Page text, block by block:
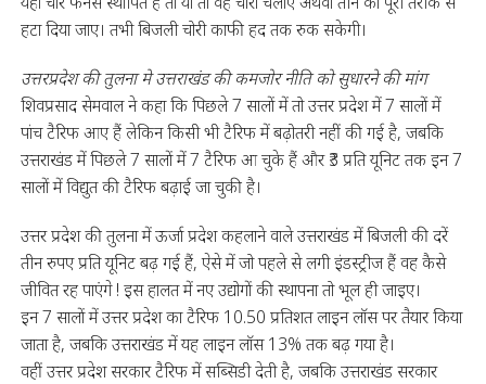
हटा दिया जाए। तभी बिजली चोरी काफी हद तक रुक सकेगी।
उत्तरप्रदेश की तुलना मे उत्तराखंड की कमजोर नीति को सुधारने की मांग
शिवप्रसाद सेमवाल ने कहा कि पिछले 7 सालों में तो उत्तर प्रदेश में 7 सालों में
पांच टैरिफ आए हैं लेकिन किसी भी टैरिफ में बढ़ोतरी नहीं की गई है, जबकि
उत्तराखंड में पिछले 7 सालों में 7 टैरिफ आ चुके हैं और ₹3 प्रति यूनिट तक इन 7
सालों में विद्युत की टैरिफ बढ़ाई जा चुकी है।
उत्तर प्रदेश की तुलना में ऊर्जा प्रदेश कहलाने वाले उत्तराखंड में बिजली की दरें
तीन रुपए प्रति यूनिट बढ़ गई हैं, ऐसे में जो पहले से लगी इंडस्ट्रीज हैं वह कैसे
जीवित रह पाएंगे ! इस हालत में नए उद्योगों की स्थापना तो भूल ही जाइए।
इन 7 सालों में उत्तर प्रदेश का टैरिफ 10.50 प्रतिशत लाइन लॉस पर तैयार किया
जाता है, जबकि उत्तराखंड में यह लाइन लॉस 13% तक बढ़ गया है।
वहीं उत्तर प्रदेश सरकार टैरिफ में सब्सिडी देती है, जबकि उत्तराखंड सरकार